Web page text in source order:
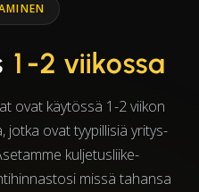
1-2 viikossa
ovat käytössä 1-2 viikon
jotka ovat tyypillisiä yritys-
kuljetusliike-
missä tahansa